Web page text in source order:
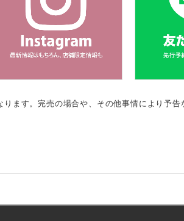
ます。完売の場合や、その他事情により予